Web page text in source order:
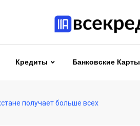
Кредиты Банковские Карты
получает больше всех